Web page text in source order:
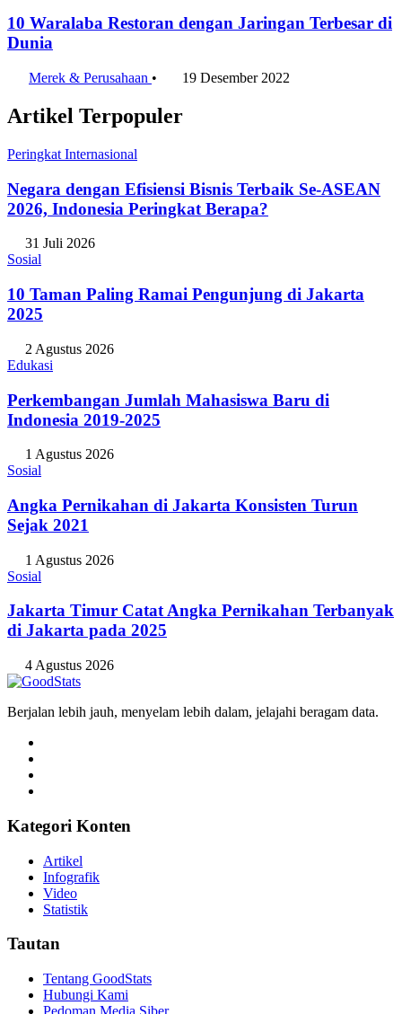
10 Waralaba Restoran dengan Jaringan Terbesar di
Dunia
Merek & Perusahaan • 19 Desember 2022
Artikel Terpopuler
Peringkat Internasional
Negara dengan Efisiensi Bisnis Terbaik Se-ASEAN
2026, Indonesia Peringkat Berapa?
31 Juli 2026
Sosial
10 Taman Paling Ramai Pengunjung di Jakarta
2025
2 Agustus 2026
Edukasi
Perkembangan Jumlah Mahasiswa Baru di
Indonesia 2019-2025
1 Agustus 2026
Sosial
Angka Pernikahan di Jakarta Konsisten Turun
Sejak 2021
1 Agustus 2026
Sosial
Jakarta Timur Catat Angka Pernikahan Terbanyak
di Jakarta pada 2025
4 Agustus 2026
Berjalan lebih jauh, menyelam lebih dalam, jelajahi beragam data.
Kategori Konten
Artikel
Infografik
Video
Statistik
Tautan
Tentang GoodStats
Hubungi Kami
Pedoman Media Siber